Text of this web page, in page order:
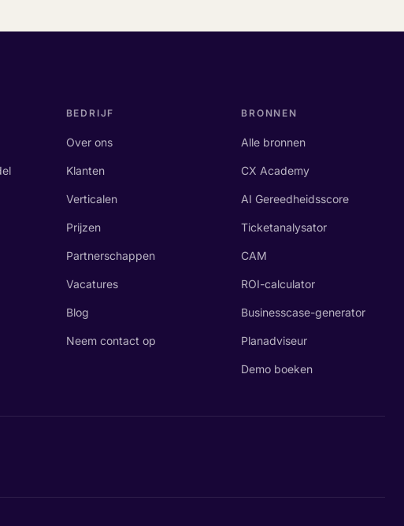
BEDRIJF
Over ons
Klanten
Verticalen
Prijzen
Partnerschappen
Vacatures
Blog
Neem contact op
BRONNEN
Alle bronnen
CX Academy
AI Gereedheidsscore
Ticketanalysator
CAM
ROI-calculator
Businesscase-generator
Planadviseur
Demo boeken